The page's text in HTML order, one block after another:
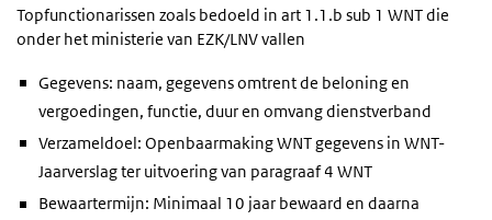
Topfunctionarissen zoals bedoeld in art 1.1.b sub 1 WNT die
onder het ministerie van EZK/LNV vallen
Gegevens: naam, gegevens omtrent de beloning en
vergoedingen, functie, duur en omvang dienstverband
Verzameldoel: Openbaarmaking WNT gegevens in WNT-
Jaarverslag ter uitvoering van paragraaf 4 WNT
Bewaartermijn: Minimaal 10 jaar bewaard en daarna